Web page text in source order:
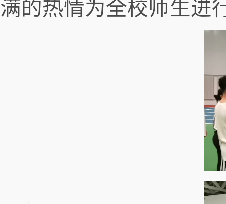
满的热情为全校师生进